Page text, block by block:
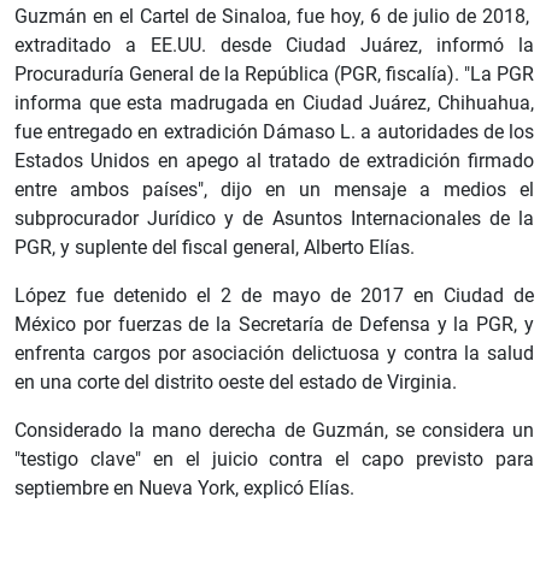
Guzmán en el Cartel de Sinaloa, fue hoy, 6 de julio de 2018,
extraditado a EE.UU. desde Ciudad Juárez, informó la
Procuraduría General de la República (PGR, fiscalía). "La PGR
informa que esta madrugada en Ciudad Juárez, Chihuahua,
fue entregado en extradición Dámaso L. a autoridades de los
Estados Unidos en apego al tratado de extradición firmado
entre ambos países", dijo en un mensaje a medios el
subprocurador Jurídico y de Asuntos Internacionales de la
PGR, y suplente del fiscal general, Alberto Elías.
López fue detenido el 2 de mayo de 2017 en Ciudad de
México por fuerzas de la Secretaría de Defensa y la PGR, y
enfrenta cargos por asociación delictuosa y contra la salud
en una corte del distrito oeste del estado de Virginia.
Considerado la mano derecha de Guzmán, se considera un
"testigo clave" en el juicio contra el capo previsto para
septiembre en Nueva York, explicó Elías.